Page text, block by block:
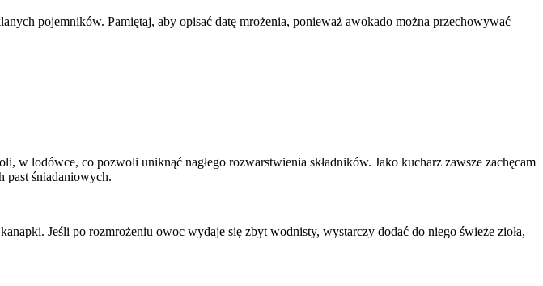
pojemników. Pamiętaj, aby opisać datę mrożenia, ponieważ awokado można przechowywać
lodówce, co pozwoli uniknąć nagłego rozwarstwienia składników. Jako kucharz zawsze zachęcam
past śniadaniowych.
Jeśli po rozmrożeniu owoc wydaje się zbyt wodnisty, wystarczy dodać do niego świeże zioła,